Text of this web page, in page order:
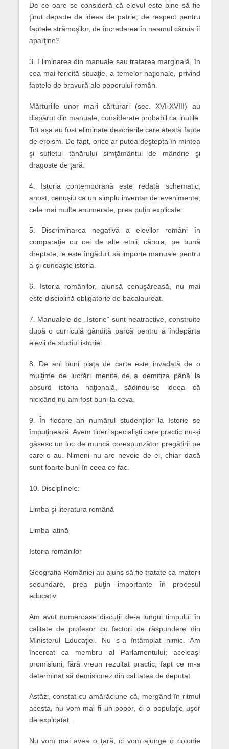
De ce oare se consideră că elevul este bine să fie
ţinut departe de ideea de patrie, de respect pentru
faptele strămoşilor, de încrederea în neamul căruia îi
aparţine?
3. Eliminarea din manuale sau tratarea marginală, în
cea mai fericită situaţie, a temelor naţionale, privind
faptele de bravură ale poporului român.
Mărturiile unor mari cărturari (sec. XVI-XVIII) au
dispărut din manuale, considerate probabil ca inutile.
Tot aşa au fost eliminate descrierile care atestă fapte
de eroism. De fapt, orice ar putea deştepta în mintea
şi sufletul tânărului simţământul de mândrie şi
dragoste de ţară.
4. Istoria contemporană este redată schematic,
anost, cenuşiu ca un simplu inventar de evenimente,
cele mai multe enumerate, prea puţin explicate.
5. Discriminarea negativă a elevilor români în
comparaţie cu cei de alte etnii, cărora, pe bună
dreptate, le este îngăduit să importe manuale pentru
a-şi cunoaşte istoria.
6. Istoria românilor, ajunsă cenuşăreasă, nu mai
este disciplină obligatorie de bacalaureat.
7. Manualele de „Istorie“ sunt neatractive, construite
după o curriculă gândită parcă pentru a îndepărta
elevii de studiul istoriei.
8. De ani buni piaţa de carte este invadată de o
mulţime de lucrări menite de a demitiza până la
absurd istoria naţională, sădindu-se ideea că
nicicând nu am fost buni la ceva.
9. În fiecare an numărul studenţilor la Istorie se
împuţinează. Avem tineri specialişti care practic nu-şi
găsesc un loc de muncă corespunzător pregătirii pe
care o au. Nimeni nu are nevoie de ei, chiar dacă
sunt foarte buni în ceea ce fac.
10. Disciplinele:
Limba şi literatura română
Limba latină
Istoria românilor
Geografia României au ajuns să fie tratate ca materii
secundare, prea puţin importante în procesul
educativ.
Am avut numeroase discuţii de-a lungul timpului în
calitate de profesor cu factori de răspundere din
Ministerul Educaţiei. Nu s-a întâmplat nimic. Am
încercat ca membru al Parlamentului; aceleaşi
promisiuni, fără vreun rezultat practic, fapt ce m-a
determinat să demisionez din calitatea de deputat.
Astăzi, constat cu amărăciune că, mergând în ritmul
acesta, nu vom mai fi un popor, ci o populaţie uşor
de exploatat.
Nu vom mai avea o ţară, ci vom ajunge o colonie